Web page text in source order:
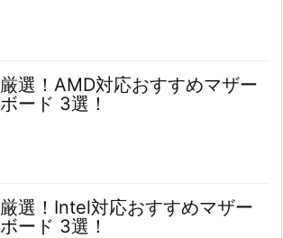
厳選！AMD対応おすすめマザー
ボード 3選！
厳選！Intel対応おすすめマザー
ボード 3選！